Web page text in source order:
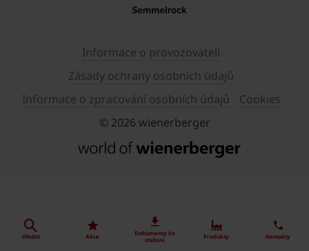
Hledat Akce
Dokumenty ke
stažení
Produkty Kontakty
Informace o provozovateli
Zásady ochrany osobních údajů
Informace o zpracování osobních údajů
Cookies
© 2026 wienerberger